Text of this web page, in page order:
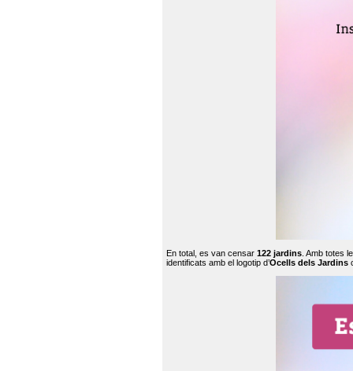
En total, es van censar 122 jardins . Amb totes
identificats amb el logotip d’Ocells dels Jardins